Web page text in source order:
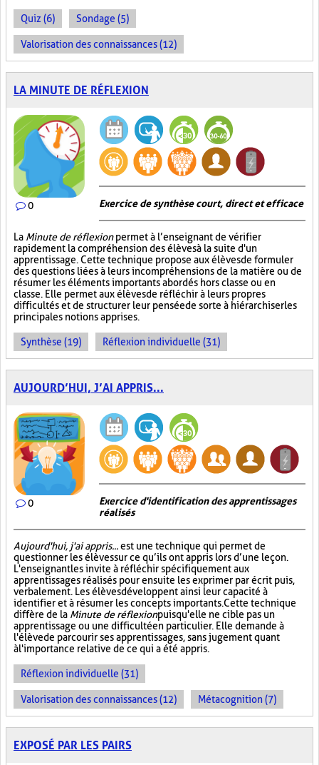
Quiz (6) Sondage (5)
Valorisation des connaissances (12)
LA MINUTE DE RÉFLEXION
0 Exercice de synthèse court, direct et efficace
La Minute de réflexionpermet à l’enseignant de vérifier
rapidement la compréhension des élèves à la suite d'un
apprentissage. Cette technique propose aux élèves de formuler
des questions liées à leurs incompréhensions de la matière ou de
résumer les éléments importants abordés hors classe ou en
classe. Elle permet aux élèves de réfléchir à leurs propres
difficultés et de structurer leur pensée de sorte à hiérarchiser les
principales notions apprises.
Synthèse (19) Réflexion individuelle (31)
AUJOURD’HUI, J’AI APPRIS...
0
Exercice d'identification des apprentissages
réalisés
Aujourd'hui, j'ai appris...est une technique qui permet de
questionner les élèves sur ce qu’ils ont appris lors d’une leçon.
L'enseignant les invite à réfléchir spécifiquement aux
apprentissages réalisés pour ensuite les exprimer par écrit puis,
verbalement. Les élèves développent ainsi leur capacité à
identifier et à résumer les concepts importants. Cette technique
diffère de la Minute de réflexionpuisqu'elle ne cible pas un
apprentissage ou une difficulté en particulier. Elle demande à
l'élève de parcourir ses apprentissages, sans jugement quant
à l'importance relative de ce qui a été appris.
Réflexion individuelle (31)
Valorisation des connaissances (12) Métacognition (7)
EXPOSÉ PAR LES PAIRS